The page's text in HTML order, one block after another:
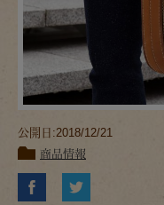
公開日:2018/12/21
商品情報